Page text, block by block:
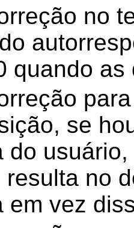
no
quando
se
do
resulta no
em vez